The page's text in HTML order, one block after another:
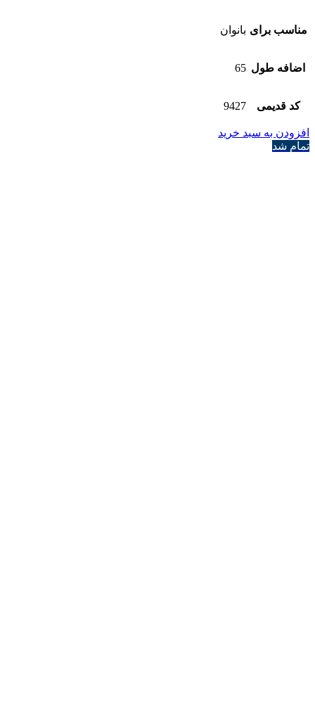
مناسب برای بانوان
اضافه طول 65
کد قدیمی 9427
افزودن به سبد خرید
تمام شد